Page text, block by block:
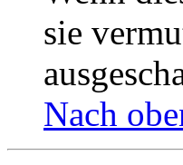
sie
Nach